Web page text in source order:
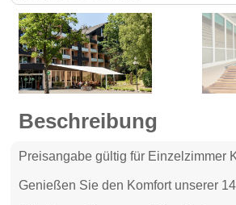
Beschreibung
Preisangabe gültig für Einzelzimmer
Genießen Sie den Komfort unserer